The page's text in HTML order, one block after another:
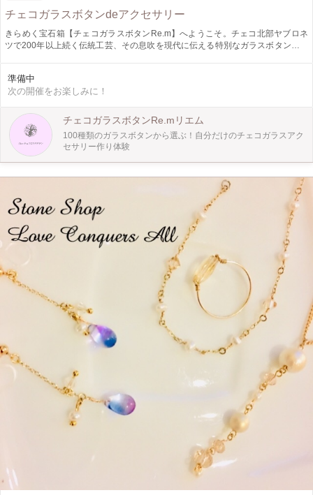
チェコガラスボタンdeアクセサリー
きらめく宝石箱【チェコガラスボタンRe.m】へようこそ。チェコ北部ヤブロネ
ツで200年以上続く伝統工芸、その息吹を現代に伝える特別なガラスボタン専門
陶器の工場を彷彿とさせ、デジャブのような感覚に運命を感じました。その感動
を日本に伝えたい一心で開かれたのが、この【チェコガラスボタンRe.m】で
り職人の手仕事によって一つひとつ丁寧に作られています。まるで万華鏡のよう
な色彩、星屑のような繊細なエッチング、花びらを閉じ込めたような優しい色合
いと緻密な装飾。深みのある赤に金彩が施された華やかなボタン、光を受けてき
らめくブルーのボタン…その一つひとつが、時を超えて愛される小さな芸術品で
す。 チェコ政府観光局公認アンバサダーでもあるオーナーが厳選したガラスボ
タンは、お手持ちの洋服や小物に特別な輝きを添えるだけでなく、世代を超えて
受け継がれる宝物となるでしょう。特別な記念日の贈り物に、成人のお祝いに、
そして何よりもあなた自身の心を豊かにするコレクションとして。 ヤブロネツ
の伝統と職人の技、そしてオーナーの故郷への温かい想いが詰まった【チェコガ
ラスボタンRe.m】で、あなただけの特別なボタンとの出会いを体験してみませ
んか？きっと、心惹かれる輝きが、あなたの日常に彩りを与えてくれるはずで
ボタンを使ったオリジナルのアクセサリー作りワークショップを提供していま
す。 お好みのガラスボタンを選び、世界に一つだけのブレスレット、普段使い
にぴったりのヘアゴムなどを制作できます。チェコの伝統工芸に触れながら、手
作りの楽しさを体験してみませんか？きっと、素敵な思い出と、あなただけの特
別な作品が生まれるはずです。
準備中
次の開催をお楽しみに！
チェコガラスボタンRe.mリエム
100種類のガラスボタンから選ぶ！自分だけのチェコガラスアク
セサリー作り体験